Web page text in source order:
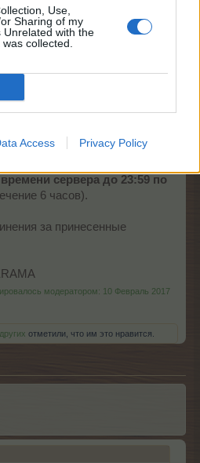
Use,
Sharing of my
Unrelated with the
collected.
Access Privacy Policy
Не позднее завтрашнего дня
для пострадавших игроков и
не открытому дню,
также обновим последнюю
на вчера. Тем игрокам,
за ежедневный вход в игру
начислен не будет.
ОП на 24 часа . Бонус можно
сервера до 23:59 по
6 часов).
за принесенные
модератором: 10 Февраль 2017
отметили, что им это нравится.